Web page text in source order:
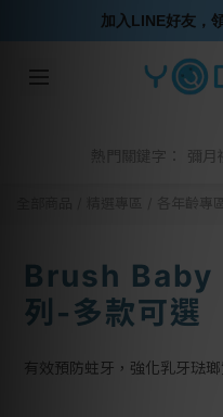
熱門關鍵字： 彌月
各年齡專區
Brush Baby
列-多款可選
有效預防蛀牙，強化乳牙琺瑯
加入LINE好友，